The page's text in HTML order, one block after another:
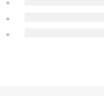
0
0